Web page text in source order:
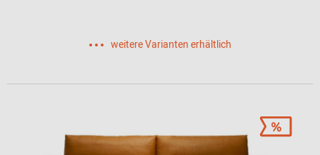
weitere Varianten erhältlich